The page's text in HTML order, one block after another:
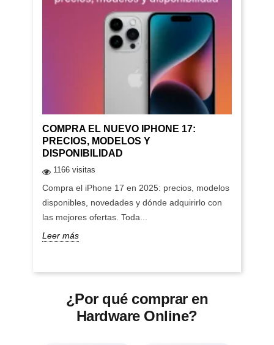
COMPRA EL NUEVO IPHONE 17:
PRECIOS, MODELOS Y
DISPONIBILIDAD
1166 visitas
Compra el iPhone 17 en 2025: precios, modelos
disponibles, novedades y dónde adquirirlo con
las mejores ofertas. Toda...
Leer más
¿Por qué comprar en
Hardware Online?